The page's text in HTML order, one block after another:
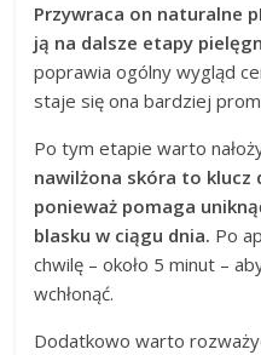
Przywraca on naturalne
ją na dalsze etapy
poprawia ogólny wygląd
staje się ona bardziej
Po tym etapie warto
nawilżona skóra to klucz
ponieważ pomaga
blasku w ciągu dnia. Po
chwilę – około 5 minut –
wchłonąć.
Dodatkowo warto